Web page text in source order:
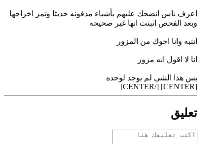
اعرف ناس انضحك عليهم بأشياء مدفونه حديثا وتمر اخراجها
وبعد الفحص اثبتت انها غير صحيحه
انتبه وانا اخوك من المزور
انا لا اقول انه مزور
بس هذا الشي لم يوجد لوحده
[CENTER] [/CENTER]
تعليق